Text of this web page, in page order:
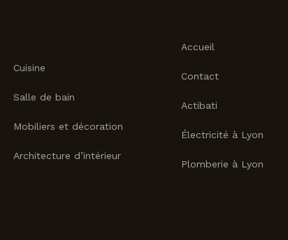
Cuisine
Salle de bain
Mobiliers et décoration
Architecture d’intérieur
Accueil
Contact
Actibati
Électricité à Lyon
Plomberie à Lyon